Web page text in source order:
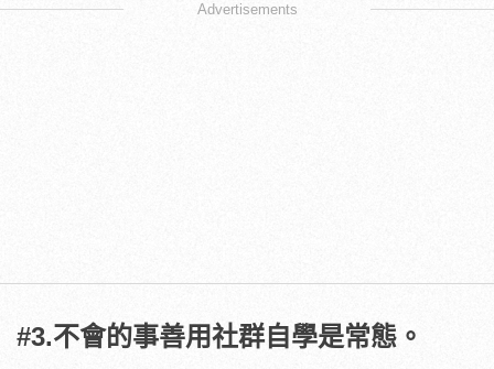
Advertisements
#3.不會的事善用社群自學是常態。